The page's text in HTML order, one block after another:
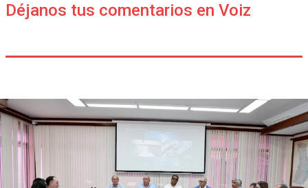
Déjanos tus comentarios en Voiz